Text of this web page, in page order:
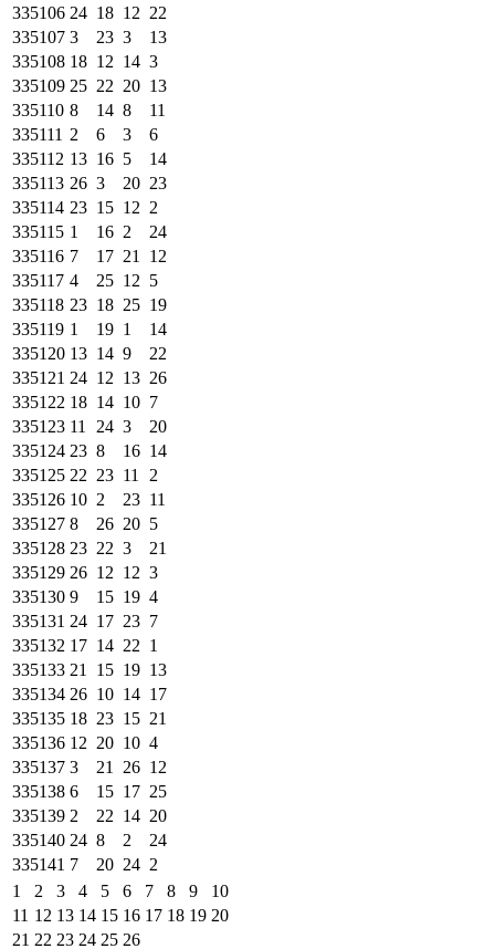
335106 24 18 12 22
335107 3 23 3
13
335108 18 12 14 3
335109 25 22 20 13
335110 8 14 8
11
335111 2 6 3
6
335112 13 16 5
14
335113 26 3 20 23
335114 23 15 12 2
335115 1 16 2
24
335116 7 17 21
12
335117 4 25 12 5
335118 23 18 25 19
335119 1 19 1
14
335120 13 14 9
22
335121 24 12 13 26
335122 18 14 10 7
335123 11 24 3
20
335124 23 8 16 14
335125 22 23 11
2
335126 10 2 23 11
335127 8 26 20 5
335128 23 22 3
21
335129 26 12 12 3
335130 9 15 19 4
335131 24 17 23 7
335132 17 14 22 1
335133 21 15 19 13
335134 26 10 14 17
335135 18 23 15 21
335136 12 20 10 4
335137 3 21 26 12
335138 6 15 17 25
335139 2 22 14 20
335140 24 8 2
24
335141 7 20 24 2
1
2 3 4 5 6 7 8 9
10
11 12 13 14 15 16 17 18 19 20
21 22 23 24 25 26